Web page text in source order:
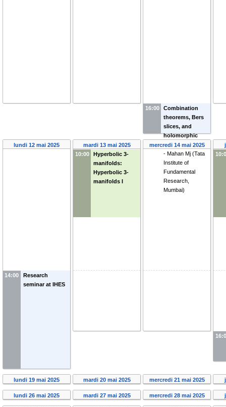
16:00
Combination
theorems, Bers
slices, and
holomorphic
correspondences
- Mahan Mj (Tata
Institute of
Fundamental
Research,
Mumbai)
lundi 12 mai 2025
14:00
Research
seminar at IHES
mardi 13 mai 2025
10:00
Hyperbolic 3-
manifolds:
Hyperbolic 3-
manifolds I
mercredi 14 mai 2025
lundi 19 mai 2025 mardi 20 mai 2025 mercredi 21 mai 2025
lundi 26 mai 2025 mardi 27 mai 2025 mercredi 28 mai 2025